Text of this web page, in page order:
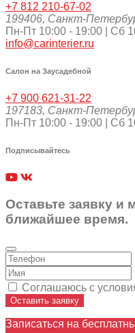
+7 812 210-67-02
199406, Санкт-
Пн-Пт 10:00 - 19:00 | Сб
info@carinterier.ru
Салон на Заусадебной
+7 900 621-31-22
197183, Санкт-
Пн-Пт 10:00 - 19:00 | Сб
Подписывайтесь
Оставьте заявку
ближайшее время.
Соглашаюсь с
Оставить заявку
Записаться на